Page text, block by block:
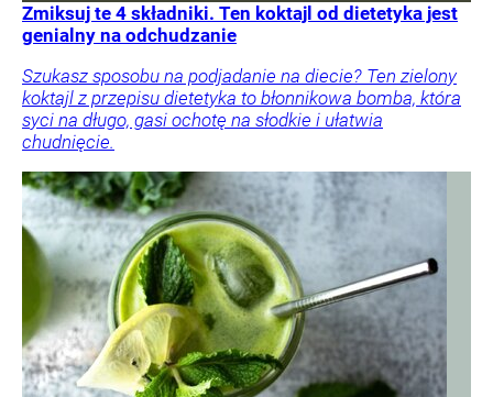
Zmiksuj te 4 składniki. Ten koktajl od dietetyka jest
genialny na odchudzanie
Szukasz sposobu na podjadanie na diecie? Ten zielony
koktajl z przepisu dietetyka to błonnikowa bomba, która
syci na długo, gasi ochotę na słodkie i ułatwia
chudnięcie.